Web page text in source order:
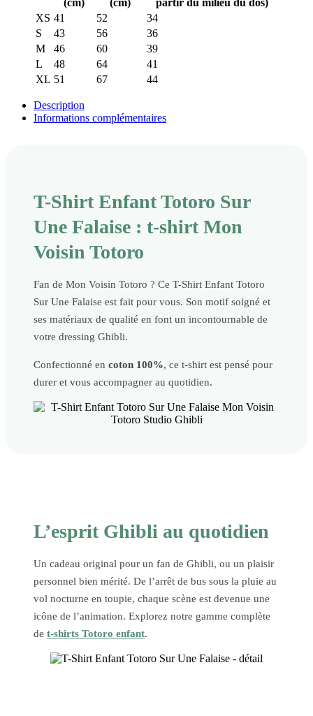
(cm) (cm)
partir du milieu du dos)
XS 41 52
34
S
43 56
36
M
46 60
39
L
48 64
41
XL 51 67 44
Description
Informations complémentaires
T-Shirt Enfant Totoro Sur
Une Falaise : t-shirt Mon
Voisin Totoro
Fan de Mon Voisin Totoro ? Ce T-Shirt Enfant Totoro
Sur Une Falaise est fait pour vous. Son motif soigné et
ses matériaux de qualité en font un incontournable de
votre dressing Ghibli.
Confectionné en coton 100%, ce t-shirt est pensé pour
durer et vous accompagner au quotidien.
L’esprit Ghibli au quotidien
Un cadeau original pour un fan de Ghibli, ou un plaisir
personnel bien mérité. De l’arrêt de bus sous la pluie au
vol nocturne en toupie, chaque scène est devenue une
icône de l’animation. Explorez notre gamme complète
de t-shirts Totoro enfant.